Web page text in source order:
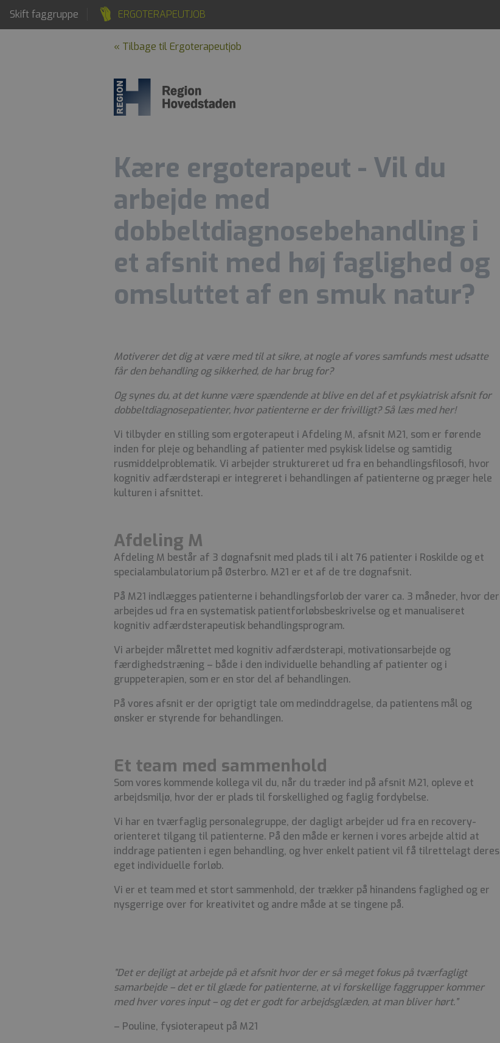
Skift faggruppe ERGOTERAPEUTJOB
« Tilbage til Ergoterapeutjob
Kære ergoterapeut - Vil du
arbejde med
dobbeltdiagnosebehandling i
et afsnit med høj faglighed og
omsluttet af en smuk natur?
Motiverer det dig at være med til at sikre, at nogle af vores samfunds mest udsatte
får den behandling og sikkerhed, de har brug for?
Og synes du, at det kunne være spændende at blive en del af et psykiatrisk afsnit for
dobbeltdiagnosepatienter, hvor patienterne er der frivilligt? Så læs med her!
Vi tilbyder en stilling som ergoterapeut i Afdeling M, afsnit M21, som er førende
inden for pleje og behandling af patienter med psykisk lidelse og samtidig
rusmiddelproblematik. Vi arbejder struktureret ud fra en behandlingsfilosofi, hvor
kognitiv adfærdsterapi er integreret i behandlingen af patienterne og præger hele
kulturen i afsnittet.
Afdeling M
Afdeling M består af 3 døgnafsnit med plads til i alt 76 patienter i Roskilde og et
specialambulatorium på Østerbro. M21 er et af de tre døgnafsnit.
På M21 indlægges patienterne i behandlingsforløb der varer ca. 3 måneder, hvor der
arbejdes ud fra en systematisk patientforløbsbeskrivelse og et manualiseret
kognitiv adfærdsterapeutisk behandlingsprogram.
Vi arbejder målrettet med kognitiv adfærdsterapi, motivationsarbejde og
færdighedstræning – både i den individuelle behandling af patienter og i
gruppeterapien, som er en stor del af behandlingen.
På vores afsnit er der oprigtigt tale om medinddragelse, da patientens mål og
ønsker er styrende for behandlingen.
Et team med sammenhold
Som vores kommende kollega vil du, når du træder ind på afsnit M21, opleve et
arbejdsmiljø, hvor der er plads til forskellighed og faglig fordybelse.
Vi har en tværfaglig personalegruppe, der dagligt arbejder ud fra en recovery-
orienteret tilgang til patienterne. På den måde er kernen i vores arbejde altid at
inddrage patienten i egen behandling, og hver enkelt patient vil få tilrettelagt deres
eget individuelle forløb.
Vi er et team med et stort sammenhold, der trækker på hinandens faglighed og er
nysgerrige over for kreativitet og andre måde at se tingene på.
”Det er dejligt at arbejde på et afsnit hvor der er så meget fokus på tværfagligt
samarbejde – det er til glæde for patienterne, at vi forskellige faggrupper kommer
med hver vores input – og det er godt for arbejdsglæden, at man bliver hørt.”
– Pouline, fysioterapeut på M21